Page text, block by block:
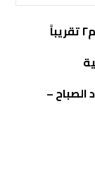
الصباح –